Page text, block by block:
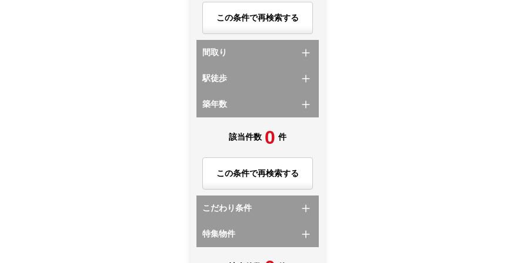
この条件で再検索する
間取り
駅徒歩
築年数
該当件数 0 件
この条件で再検索する
こだわり条件
特集物件